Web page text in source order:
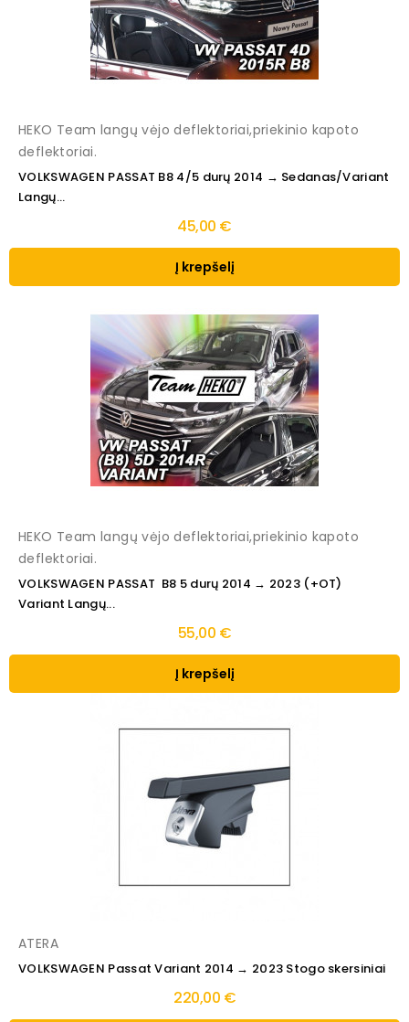
HEKO Team langų vėjo deflektoriai,priekinio kapoto
deflektoriai.
VOLKSWAGEN PASSAT B8 4/5 durų 2014 → Sedanas/Variant
Langų...
45,00 €
Į krepšelį
HEKO Team langų vėjo deflektoriai,priekinio kapoto
deflektoriai.
VOLKSWAGEN PASSAT B8 5 durų 2014 → 2023 (+OT)
Variant Langų...
55,00 €
Į krepšelį
ATERA
VOLKSWAGEN Passat Variant 2014 → 2023 Stogo skersiniai
220,00 €